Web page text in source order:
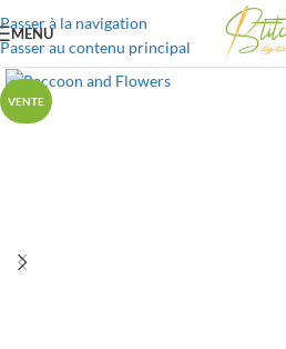
Passer à la navigation
Passer au contenu principal
MENU
VENTE